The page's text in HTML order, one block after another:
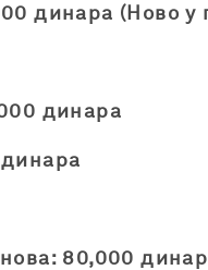
динара (Ново у
динара
80,000